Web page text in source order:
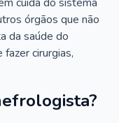
órgãos que não
da saúde do
cirurgias,